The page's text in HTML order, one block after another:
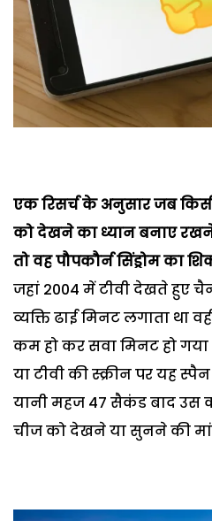
एक रिसर्च के अनुसार जब
को देखने का ध्यान बनाए रखने
तो वह पौपकौर्न सिंड्रोम का
जहां 2004 में टीवी देखते हुए
व्यक्ति ढाई मिनट लगाता था
कम हो कर सवा मिनट हो
या टीवी की स्क्रीन पर यह
यानी महज 47 सैकंड बाद उस
चीज को देखने या सुनने की